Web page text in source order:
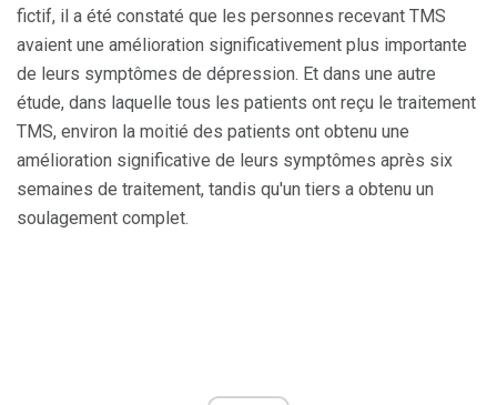
fictif, il a été constaté que les personnes recevant TMS
avaient une amélioration significativement plus importante
de leurs symptômes de dépression. Et dans une autre
étude, dans laquelle tous les patients ont reçu le traitement
TMS, environ la moitié des patients ont obtenu une
amélioration significative de leurs symptômes après six
semaines de traitement, tandis qu'un tiers a obtenu un
soulagement complet.